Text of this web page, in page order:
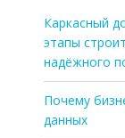
Каркасный
этапы
надёжного
Почему
данных